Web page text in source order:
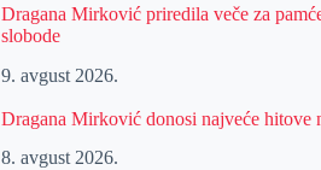
Dragana Mirković priredila veče za
slobode
9. avgust 2026.
Dragana Mirković donosi najveće hitove
8. avgust 2026.